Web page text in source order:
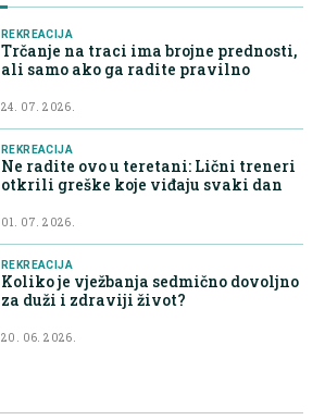
REKREACIJA
Trčanje na traci ima brojne prednosti,
ali samo ako ga radite pravilno
24. 07. 2026.
REKREACIJA
Ne radite ovo u teretani: Lični treneri
otkrili greške koje viđaju svaki dan
01. 07. 2026.
REKREACIJA
Koliko je vježbanja sedmično dovoljno
za duži i zdraviji život?
20. 06. 2026.